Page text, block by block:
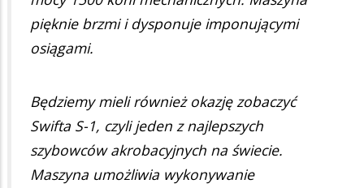
pięknie brzmi i dysponuje imponującymi
osiągami.
Będziemy mieli również okazję zobaczyć
Swifta S-1, czyli jeden z najlepszych
szybowców akrobacyjnych na świecie.
Maszyna umożliwia wykonywanie